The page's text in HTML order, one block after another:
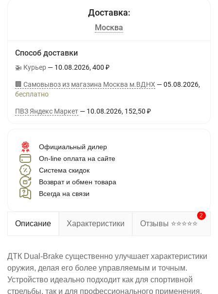
Москва
Способ доставки
🚁 Курьер 10.08.2026 400 ₽
🏢 Самовывоз из магазина Москва м.ВДНХ
05.08.2026
Бесплатно
ПВЗ Яндекс Маркет 10.08.2026 152,50 ₽
Официальный дилер
On-line оплата на сайте
Система скидок
Возврат и обмен товара
Всегда на связи
Описание Характеристики Отзывы ⭐⭐⭐⭐⭐
2
ДТК Dual-Brake существенно улучшает характеристики
оружия, делая его более управляемым и точным.
Устройство идеально подходит как для спортивной
стрельбы, так и для профессионального применения.